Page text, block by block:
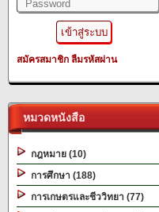
สมัครสมาชิก ลืมรหัสผ่าน
หมวดหนังสือ
กฎหมาย (10)
การศึกษา (188)
การเกษตรและชีววิทยา (77)